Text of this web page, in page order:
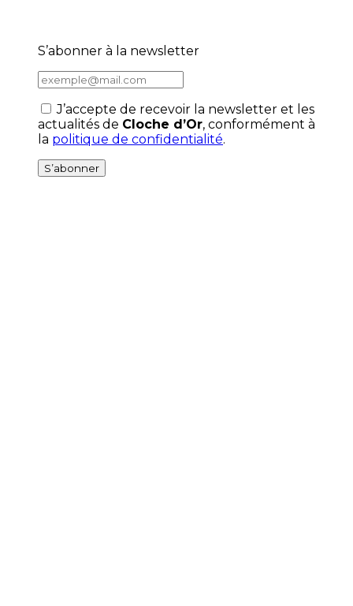
S’abonner à la newsletter
J’accepte de recevoir la newsletter et les
actualités de Cloche d’Or, conformément à
la politique de confidentialité.